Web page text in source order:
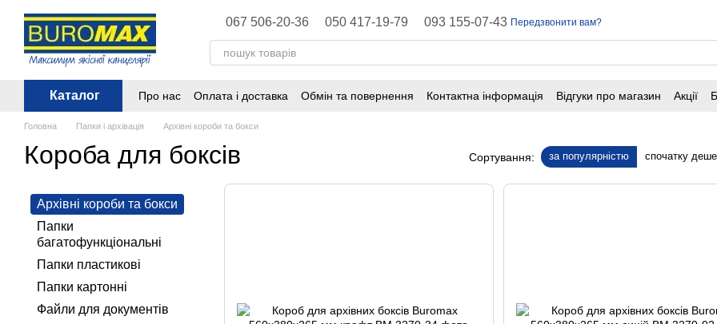
Перейти до основного контенту
067 506-20-36 050 417-19-79 093 155-07-43 Передзвонити вам?
Каталог Про нас Оплата і доставка Обмін та повернення Контактна інформація Відгуки про магазин Акції
Головна Папки і архівація Архівні короби та бокси
Короба для боксів Сортування: за популярністю спочатку
Архівні короби та бокси
Папки
багатофункціональні
Папки пластикові
Папки картонні
Файли для документів